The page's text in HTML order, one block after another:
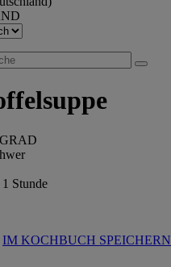
Stunde
IM KOCHBUCH SPEICHERN